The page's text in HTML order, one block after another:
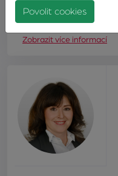
Elektřina
Zobrazit více informací
Povolit cookies